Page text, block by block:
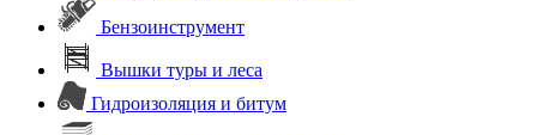
Бензоинструмент
Вышки туры и леса
Гидроизоляция и битум